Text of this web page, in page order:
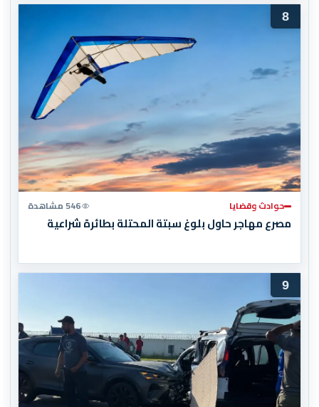
8
حوادث وقضايا 546 مشاهدة
مصرع مهاجر حاول بلوغ سبتة المحتلة بطائرة شراعية
9